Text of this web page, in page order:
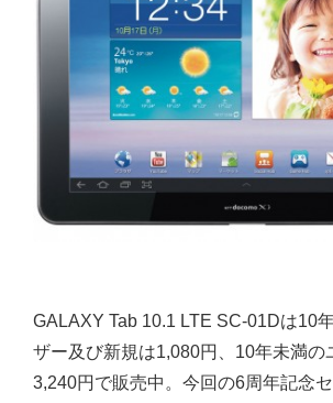
GALAXY Tab 10.1 LTE SC-01Dは10
ザー及び新規は1,080円、10年未満の
3,240円で販売中。今回の6周年記念